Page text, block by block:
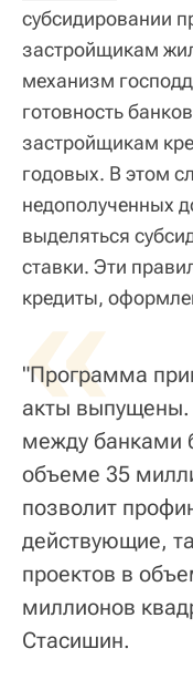
субсидировании
застройщикам
механизм
готовность
застройщикам
годовых. В этом
недополученных
выделяться
ставки. Эти
кредиты,
«
"Программа
акты
между банками
объеме 35
позволит
действующие,
проектов в
миллионов
Стасишин.